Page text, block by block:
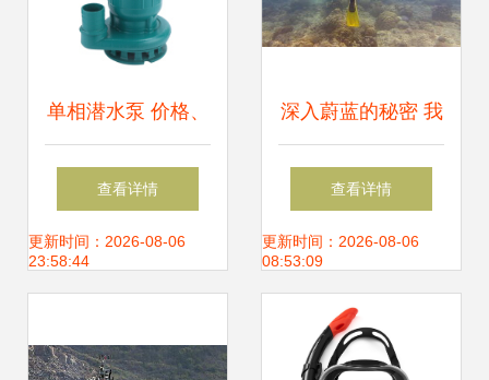
单相潜水泵 价格、
性能与品牌全面解
析
查看详情
更新时间：2026-08-06
23:58:44
深入蔚蓝的秘密 我
在毛里求斯深潜全
记录
查看详情
更新时间：2026-08-06
08:53:09